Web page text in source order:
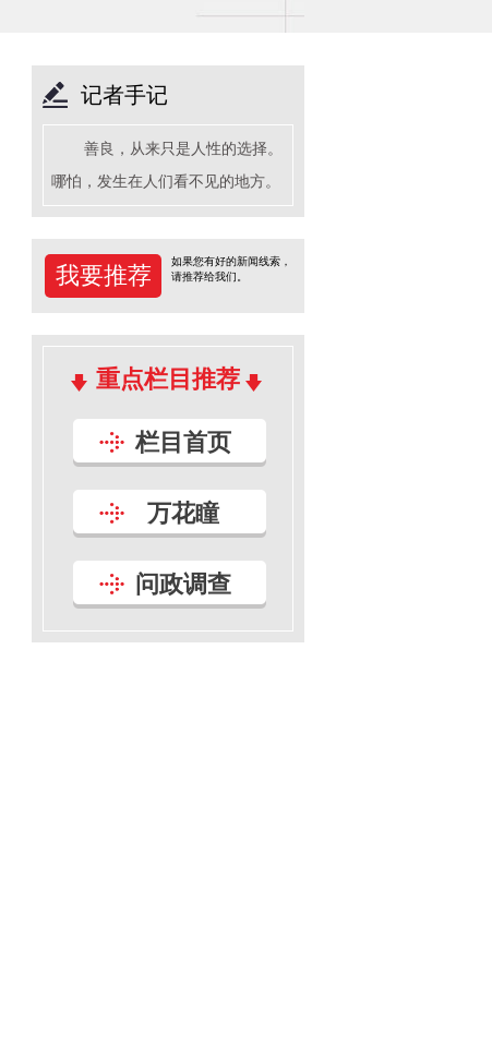
记者手记
善良，从来只是人性的选择。
哪怕，发生在人们看不见的地方。
我要推荐
如果您有好的新闻线索，
请推荐给我们。
重点栏目推荐
栏目首页
万花瞳
问政调查